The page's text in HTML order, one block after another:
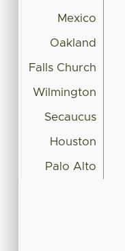
Mexico
Oakland
Falls Church
Wilmington
Secaucus
Houston
Palo Alto